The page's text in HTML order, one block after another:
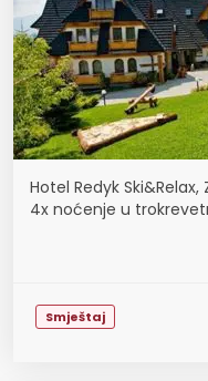
Hotel Redyk
4x noćenje u
Smještaj